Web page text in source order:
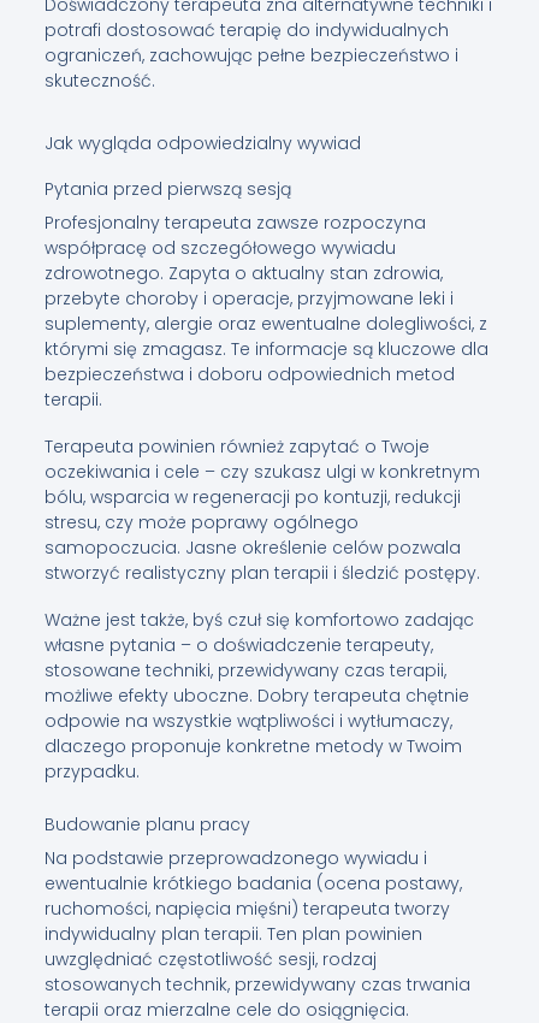
Doświadczony terapeuta zna alternatywne techniki i
potrafi dostosować terapię do indywidualnych
ograniczeń, zachowując pełne bezpieczeństwo i
skuteczność.
Jak wygląda odpowiedzialny wywiad
Pytania przed pierwszą sesją
Profesjonalny terapeuta zawsze rozpoczyna
współpracę od szczegółowego wywiadu
zdrowotnego. Zapyta o aktualny stan zdrowia,
przebyte choroby i operacje, przyjmowane leki i
suplementy, alergie oraz ewentualne dolegliwości, z
którymi się zmagasz. Te informacje są kluczowe dla
bezpieczeństwa i doboru odpowiednich metod
terapii.
Terapeuta powinien również zapytać o Twoje
oczekiwania i cele – czy szukasz ulgi w konkretnym
bólu, wsparcia w regeneracji po kontuzji, redukcji
stresu, czy może poprawy ogólnego
samopoczucia. Jasne określenie celów pozwala
stworzyć realistyczny plan terapii i śledzić postępy.
Ważne jest także, byś czuł się komfortowo zadając
własne pytania – o doświadczenie terapeuty,
stosowane techniki, przewidywany czas terapii,
możliwe efekty uboczne. Dobry terapeuta chętnie
odpowie na wszystkie wątpliwości i wytłumaczy,
dlaczego proponuje konkretne metody w Twoim
przypadku.
Budowanie planu pracy
Na podstawie przeprowadzonego wywiadu i
ewentualnie krótkiego badania (ocena postawy,
ruchomości, napięcia mięśni) terapeuta tworzy
indywidualny plan terapii. Ten plan powinien
uwzględniać częstotliwość sesji, rodzaj
stosowanych technik, przewidywany czas trwania
terapii oraz mierzalne cele do osiągnięcia.